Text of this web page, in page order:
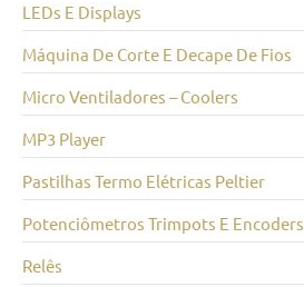
LEDs E Displays
Máquina De Corte E Decape De Fios
Micro Ventiladores – Coolers
MP3 Player
Pastilhas Termo Elétricas Peltier
Potenciômetros Trimpots E Encoders
Relês